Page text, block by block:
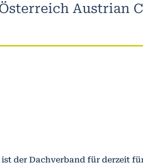
Austrian
ist der Dachverband für derzeit